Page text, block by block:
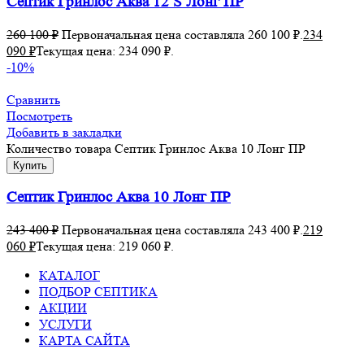
260 100₽ Первоначальная цена составляла 260 100 ₽. 234
090 ₽Текущая цена: 234 090 ₽.
-10%
Сравнить
Посмотреть
Добавить в закладки
Количество товара Септик Гринлос Аква 10 Лонг ПР
Купить
Септик Гринлос Аква 10 Лонг ПР
243 400₽ Первоначальная цена составляла 243 400 ₽.219
060 ₽Текущая цена: 219 060 ₽.
КАТАЛОГ
ПОДБОР СЕПТИКА
АКЦИИ
УСЛУГИ
КАРТА САЙТА